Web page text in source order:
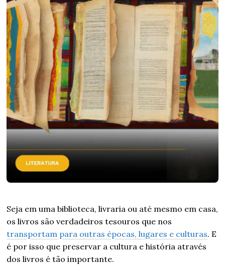
Seja em uma biblioteca, livraria ou até mesmo em casa,
os livros são verdadeiros tesouros que nos
transportam para outras épocas, lugares e culturas. E
é por isso que preservar a cultura e história através
dos livros é tão importante.